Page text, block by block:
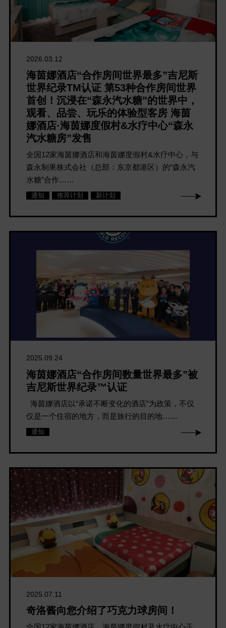
2026.03.12
海茵娜酒店“合作房间世界最多”吉尼斯
世界纪录TM认证 第53种合作房间世界
首创！沉浸在“森永汽水糖”的世界中，
观看、品尝、玩乐的体验型客房 海茵
娜酒店·海茵娜度假村&水疗中心“森永
汽水糖房”发售
全国12家海茵娜酒店和海茵娜度假村&水疗中心，与
森永制果株式会社（总部：东京都港区）的“森永汽
水糖”合作……
通知 推荐计划 新计划
2025.09.24
海茵娜酒店“合作房间数量世界最多”被
吉尼斯世界纪录™认证
海茵娜酒店以“承诺不断变化的酒店”为政策，不仅
仅是一个住宿的地方，而是旅行的目的地……
通知
2025.07.11
奇洛酱向您介绍了巧克力球房间！